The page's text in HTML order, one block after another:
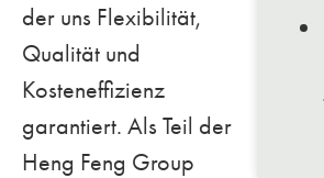
der uns Flexibilität,
Qualität und
Kosteneffizienz
garantiert. Als Teil der
Heng Feng Group